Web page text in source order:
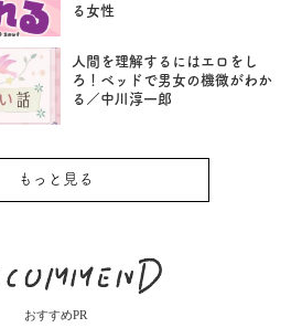
る女性
人間を理解するにはエロをし
ろ！ベッドで男女の機微がわか
る／中川淳一郎
もっと見る
おすすめPR